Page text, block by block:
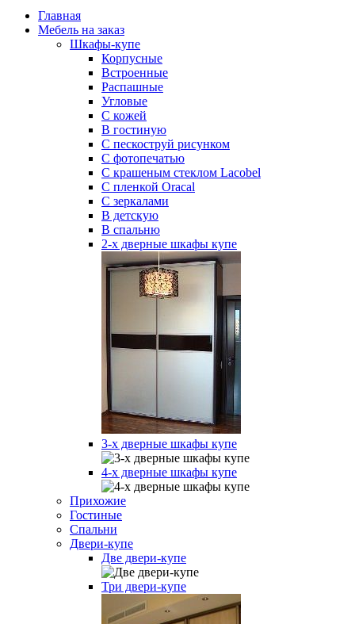
Главная
Мебель на заказ
Шкафы-купе
Корпусные
Встроенные
Распашные
Угловые
С кожей
В гостиную
С пескоструй рисунком
С фотопечатью
С крашеным стеклом Lacobel
С пленкой Oracal
С зеркалами
В детскую
В спальню
2-х дверные шкафы купе
3-х дверные шкафы купе
4-х дверные шкафы купе
Прихожие
Гостиные
Спальни
Двери-купе
Две двери-купе
Три двери-купе